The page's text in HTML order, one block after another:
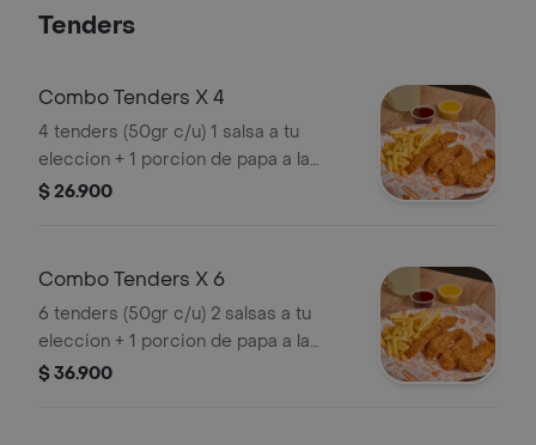
Tenders
Combo Tenders X 4
4 tenders (50gr c/u) 1 salsa a tu
eleccion + 1 porcion de papa a la
francesa
$ 26.900
Combo Tenders X 6
6 tenders (50gr c/u) 2 salsas a tu
eleccion + 1 porcion de papa a la
francesa
$ 36.900